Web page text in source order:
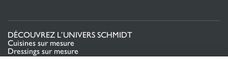
fonction de vos goûts et de vos besoins. Que vous préfériez
une cuisine rustique avec des éléments vieillis et des finitions
brutes, ou une cuisine plus moderne intégrant des touches
de bois ancien pour un contraste subtil, tout est possible.
DÉCOUVREZ L’UNIVERS SCHMIDT
Cuisines sur mesure
Dressings sur mesure